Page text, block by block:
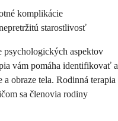
komplikácie
starostlivosť
psychologických aspektov
vám pomáha identifikovať a
obraze tela. Rodinná terapia
sa členovia rodiny